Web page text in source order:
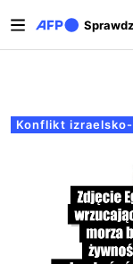
Zakładki
Konflikt